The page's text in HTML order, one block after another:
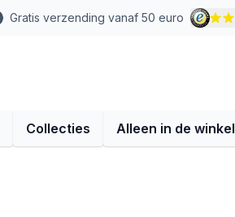
Gratis verzending vanaf 50 euro
Collecties Alleen in de winkel